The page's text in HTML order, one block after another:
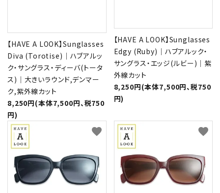
【HAVE A LOOK】Sunglasses
Diva (Torotise)｜ハブアルッ
ク・サングラス・ディーバ(トータ
ス)｜大きいラウンド,デンマー
ク,紫外線カット
8,250円(本体7,500円、税750
円)
【HAVE A LOOK】Sunglasses
Edgy (Ruby)｜ハブアルック・
サングラス・エッジ(ルビー)｜紫
外線カット
8,250円(本体7,500円、税750
円)
favorite favorite